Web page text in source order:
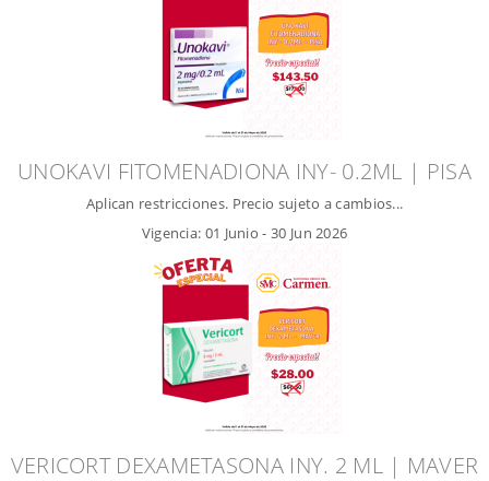
UNOKAVI FITOMENADIONA INY- 0.2ML | PISA
Aplican restricciones. Precio sujeto a cambios...
Vigencia: 01 Junio - 30 Jun 2026
VERICORT DEXAMETASONA INY. 2 ML | MAVER